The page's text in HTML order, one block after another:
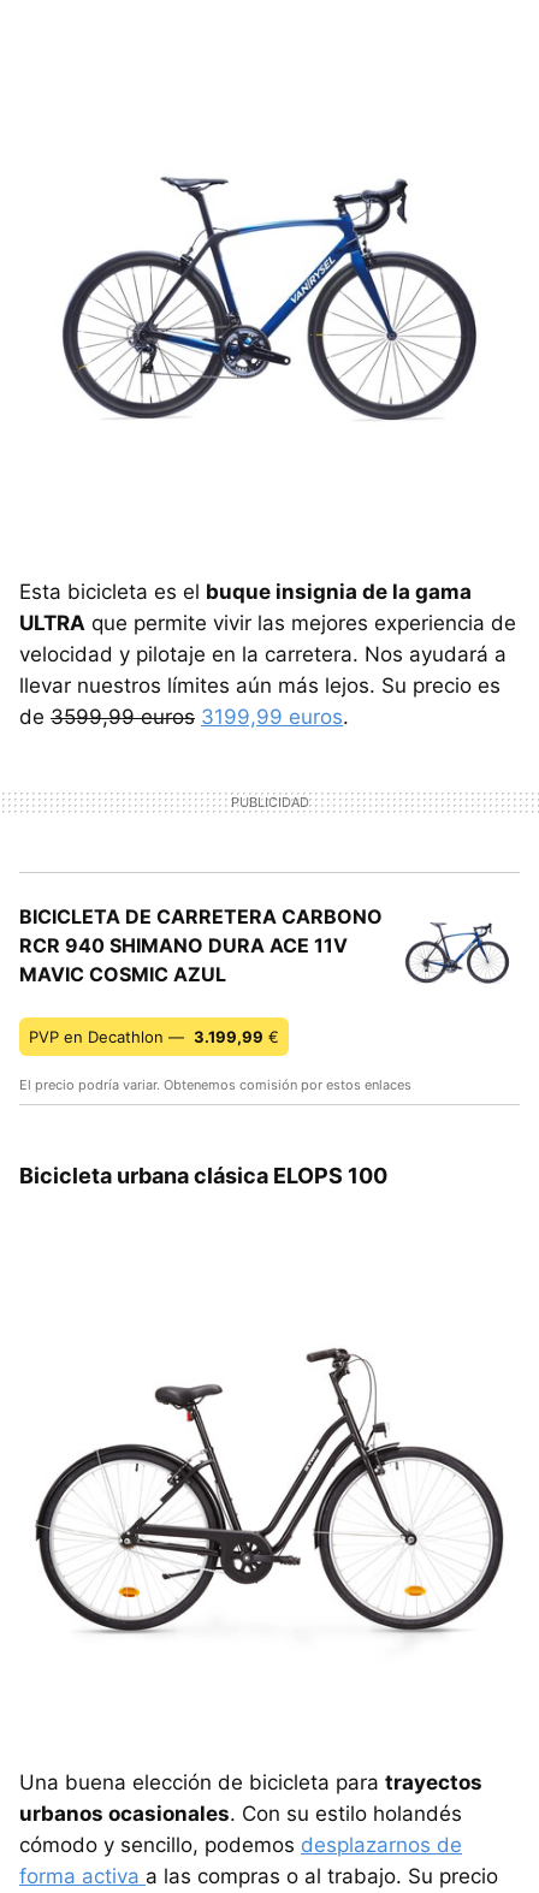
Esta bicicleta es el buque insignia de la gama
ULTRA que permite vivir las mejores experiencia de
velocidad y pilotaje en la carretera. Nos ayudará a
llevar nuestros límites aún más lejos. Su precio es
de 3599,99 euros 3199,99 euros.
BICICLETA DE CARRETERA CARBONO
RCR 940 SHIMANO DURA ACE 11V
MAVIC COSMIC AZUL
PVP en Decathlon — 3.199,99 €
El precio podría variar. Obtenemos comisión por estos enlaces
Bicicleta urbana clásica ELOPS 100
Una buena elección de bicicleta para trayectos
urbanos ocasionales. Con su estilo holandés
cómodo y sencillo, podemos desplazarnos de
forma activa a las compras o al trabajo. Su precio